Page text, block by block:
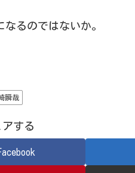
なるのではないか。
瞬哉
アする